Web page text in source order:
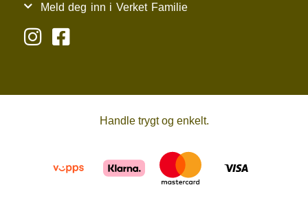
Meld deg inn i Verket Familie
Handle trygt og enkelt.